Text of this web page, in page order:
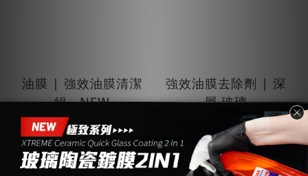
油膜 | 強效油膜清潔
組 . NEW
NT$899
NT$1,550
強效油膜去除劑 | 深
層.玻璃
NT$499
NT$650